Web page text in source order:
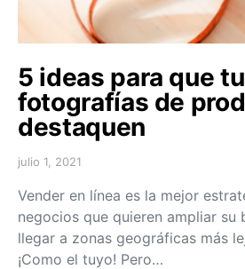
5 ideas para que
fotografías de
destaquen
julio 1, 2021
Vender en línea es la mejor
negocios que quieren ampliar su
llegar a zonas geográficas más
¡Como el tuyo! Pero…